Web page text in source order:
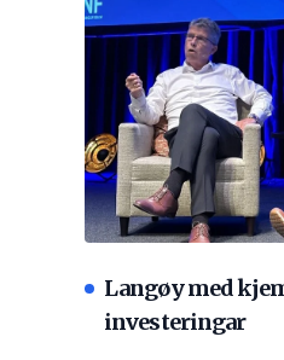
Langøy med
investeringar